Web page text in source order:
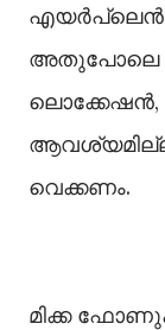
എയർപ്ലെൻ
അതുപോലെ
വെക്കണം.
മിക്ക